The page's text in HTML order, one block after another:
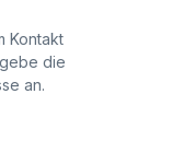
Kontakt
die
an.